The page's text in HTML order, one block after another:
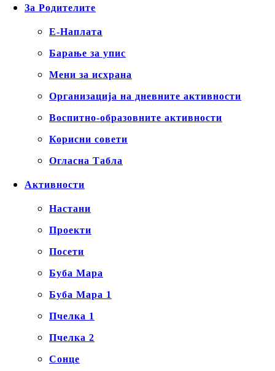
За Родителите
Е-Наплата
Барање за упис
Мени за исхрана
Организација на дневните активности
Воспитно-образовните активности
Корисни совети
Огласна Табла
Активности
Настани
Проекти
Посети
Буба Мара
Буба Мара 1
Пчелка 1
Пчелка 2
Сонце